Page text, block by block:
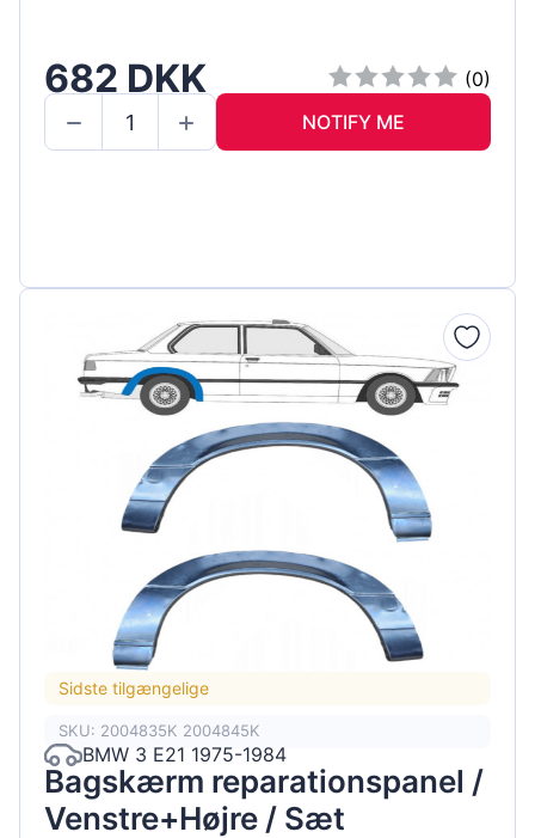
682 DKK
(0)
NOTIFY ME
Sidste tilgængelige
SKU: 2004835K 2004845K
BMW 3 E21 1975-1984
Bagskærm reparationspanel /
Venstre+Højre / Sæt